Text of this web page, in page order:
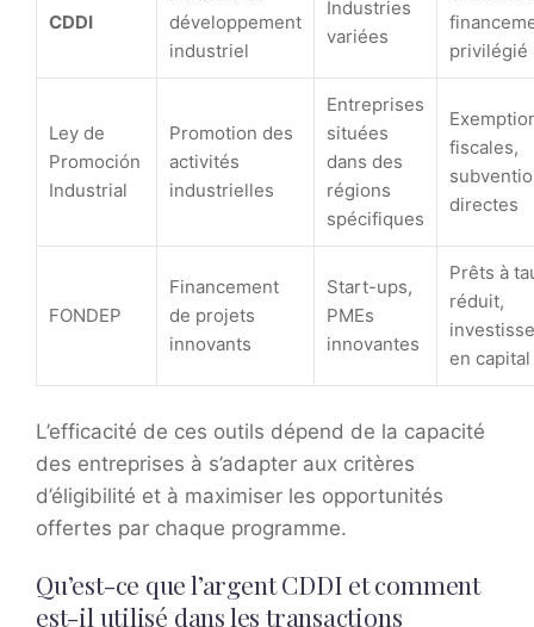
CDDI
développement
industriel
Industries
variées
privilégié
Ley de
Promoción
Industrial
Promotion des
activités
industrielles
Entreprises
situées
dans des
régions
spécifiques
fiscales,
directes
FONDEP
Financement
de projets
innovants
Start-ups,
PMEs
innovantes
Prêts à
réduit,
en capital
L’efficacité de ces outils dépend de la capacité
des entreprises à s’adapter aux critères
d’éligibilité et à maximiser les opportunités
offertes par chaque programme.
Qu’est-ce que l’argent CDDI et comment
est-il utilisé dans les transactions